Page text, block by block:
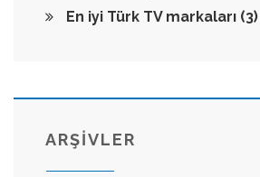
En iyi Türk TV markaları (3)
ARŞİVLER